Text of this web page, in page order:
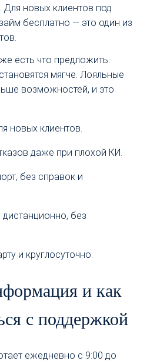
Для новых клиентов под
бесплатно — это один из
есть что предложить:
мягче. Лояльные
возможностей, и это
новых клиентов.
даже при плохой КИ.
без справок и
без
и круглосуточно.
и как
с поддержкой
ежедневно с 9:00 до